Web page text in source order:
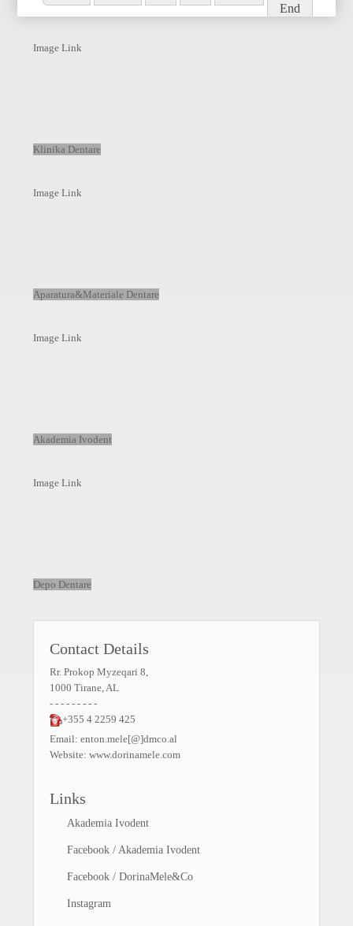
End
Image Link
Klinika Dentare
Image Link
Aparatura&Materiale Dentare
Image Link
Akademia Ivodent
Image Link
Depo Dentare
Contact Details
Rr. Prokop Myzeqari 8,
1000 Tirane, AL
- - - - - - - - -
+355 4 2259 425
Email:enton.mele[@]dmco.al
Website:www.dorinamele.com
Links
Akademia Ivodent
Facebook / Akademia Ivodent
Facebook / DorinaMele&Co
Instagram